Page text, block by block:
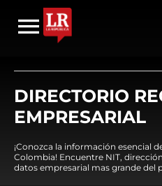
DIRECTORIO
EMPRESARIAL
¡Conozca la información esencial
Colombia! Encuentre NIT,
datos empresarial mas grande del